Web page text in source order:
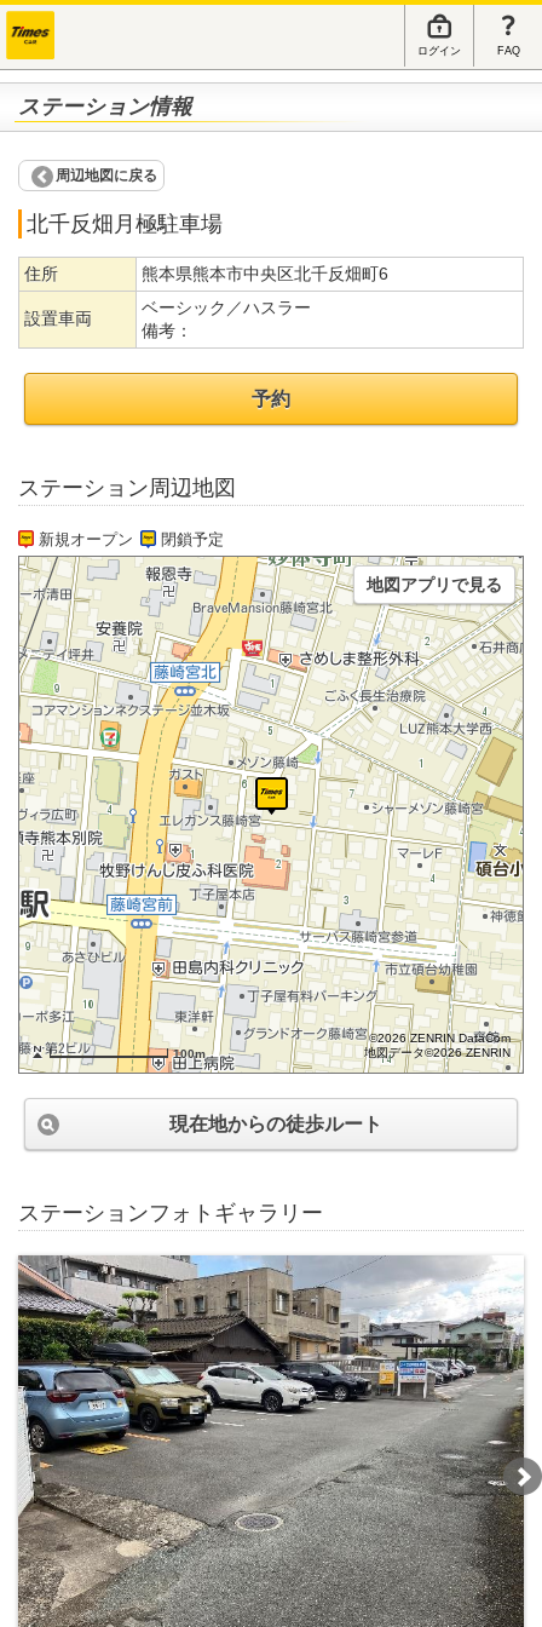
ログイン FAQ
ステーション情報
周辺地図に戻る
北千反畑月極駐車場
住所 熊本県熊本市中央区北千反畑町6
設置車両
ベーシック／ハスラー
備考：
予約
ステーション周辺地図
新規オープン 閉鎖予定
100m
©2026 ZENRIN DataCom
地図データ©2026 ZENRIN
地図アプリで見る
現在地からの徒歩ルート
ステーションフォトギャラリー